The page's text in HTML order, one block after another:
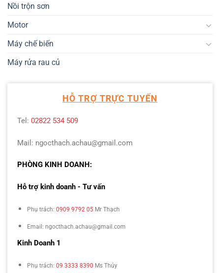
Nồi trộn sơn
Motor
Máy chế biến
Máy rửa rau củ
HỖ TRỢ TRỰC TUYẾN
Tel: 02822 534 509
Mail: ngocthach.achau@gmail.com
PHÒNG KINH DOANH:
Hỗ trợ kinh doanh - Tư vấn
Phụ trách: 0909 9792 05 Mr Thạch
Email: ngocthach.achau@gmail.com
Kinh Doanh 1
Phụ trách: 09 3333 8390 Ms Thúy